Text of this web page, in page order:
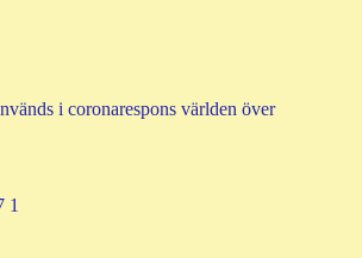
i coronarespons världen över